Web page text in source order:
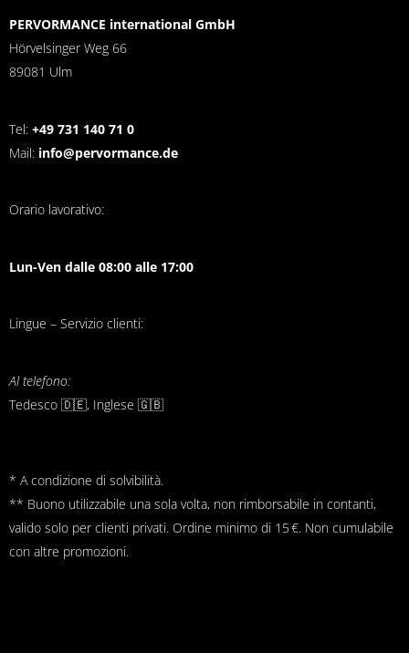
PERVORMANCE international GmbH
Hörvelsinger Weg 66
89081 Ulm
Tel: +49 731 140 71 0
Mail: info@pervormance.de
Orario lavorativo:
Lun-Ven dalle 08:00 alle 17:00
Lingue – Servizio clienti:
Al telefono:
Tedesco 🇩🇪, Inglese 🇬🇧
* A condizione di solvibilità.
** Buono utilizzabile una sola volta, non rimborsabile in contanti,
valido solo per clienti privati. Ordine minimo di 15 €. Non cumulabile
con altre promozioni.